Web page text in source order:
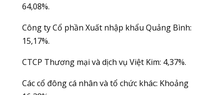
64,08%.
Công ty Cổ phần Xuất nhập khẩu Quảng Bình:
15,17%.
CTCP Thương mại và dịch vụ Việt Kim: 4,37%.
Các cổ đông cá nhân và tổ chức khác: Khoảng